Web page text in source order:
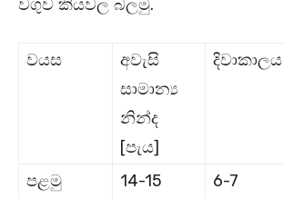
වගුව කියවල බලමු.
වයස
අවැසි
සාමාන්‍ය
නින්ද
[පැය]
දිවාකාලය
පළමු
14-15 6-7